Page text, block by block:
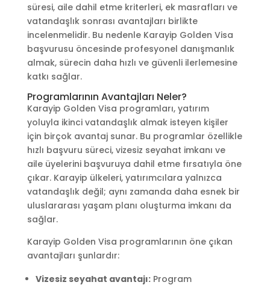
süresi, aile dahil etme kriterleri, ek masrafları ve
vatandaşlık sonrası avantajları birlikte
incelenmelidir. Bu nedenle Karayip Golden Visa
başvurusu öncesinde profesyonel danışmanlık
almak, sürecin daha hızlı ve güvenli ilerlemesine
katkı sağlar.
Programlarının Avantajları Neler?
Karayip Golden Visa programları, yatırım
yoluyla ikinci vatandaşlık almak isteyen kişiler
için birçok avantaj sunar. Bu programlar özellikle
hızlı başvuru süreci, vizesiz seyahat imkanı ve
aile üyelerini başvuruya dahil etme fırsatıyla öne
çıkar. Karayip ülkeleri, yatırımcılara yalnızca
vatandaşlık değil; aynı zamanda daha esnek bir
uluslararası yaşam planı oluşturma imkanı da
sağlar.
Karayip Golden Visa programlarının öne çıkan
avantajları şunlardır:
Vizesiz seyahat avantajı:Program